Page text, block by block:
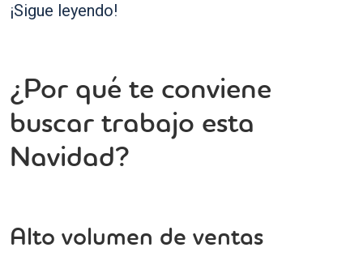
¡Sigue leyendo!
¿Por qué te conviene
buscar trabajo esta
Navidad?
Alto volumen de ventas